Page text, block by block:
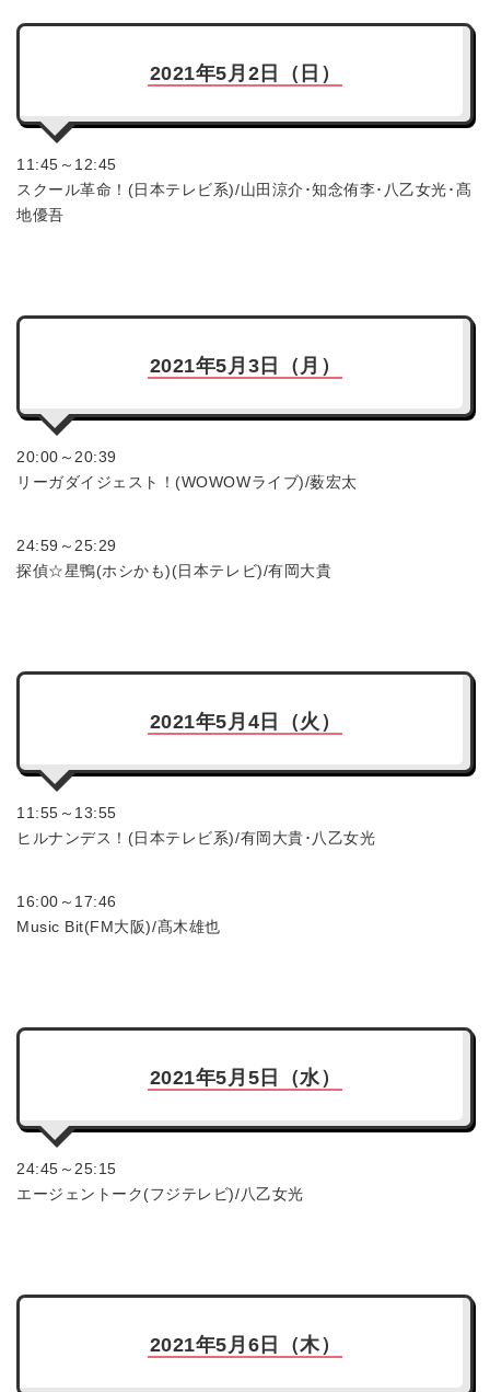
2021年5月2日（日）
11:45～12:45
スクール革命！(日本テレビ系)/山田涼介･知念侑李･八乙女光･髙
地優吾
2021年5月3日（月）
20:00～20:39
リーガダイジェスト！(WOWOWライブ)/薮宏太
24:59～25:29
探偵☆星鴨(ホシかも)(日本テレビ)/有岡大貴
2021年5月4日（火）
11:55～13:55
ヒルナンデス！(日本テレビ系)/有岡大貴･八乙女光
16:00～17:46
Music Bit(FM大阪)/髙木雄也
2021年5月5日（水）
24:45～25:15
エージェントーク(フジテレビ)/八乙女光
2021年5月6日（木）